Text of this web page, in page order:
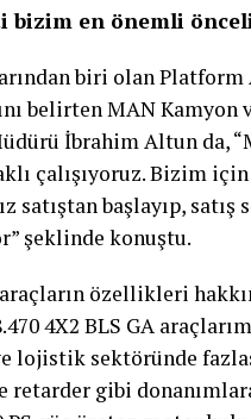
bizim en önemli
biri olan
belirten MAN Kamyon
İbrahim Altun da,
çalışıyoruz. Bizim
satıştan başlayıp,
şeklinde konuştu.
özellikleri
4X2 BLS GA
lojistik sektöründe
retarder gibi